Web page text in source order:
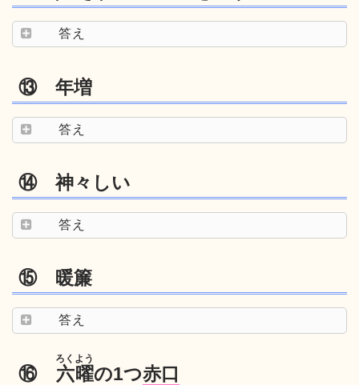
答え
⑬ 年増
答え
⑭ 神々しい
答え
⑮ 暖簾
答え
⑯ 六曜
ろくよう
の1つ赤口